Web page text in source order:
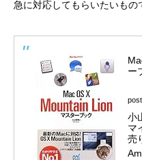
急に対応してもらいたいもの
ー
小
マ
売